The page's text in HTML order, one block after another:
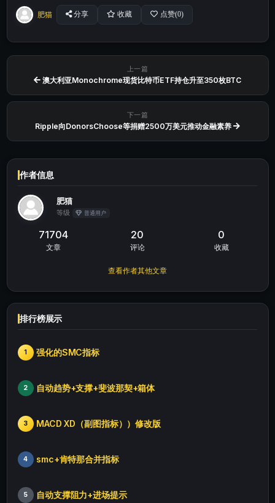
肥猫 分享 收藏 点赞(0)
上一篇
澳大利亚Monochrome现货比特币ETF持仓升至350枚BTC
下一篇
Ripple向DonorsChoose等捐赠2500万美元推动金融素养
作者信息
肥猫
等级 普通用户
71704
文章
20
评论
0
收藏
查看作者其他文章
排行榜展示
1 强化的SMC指标
2 自动趋势+支撑+斐波那契+箱体
3 MACD XD（副图指标））修改版
4 smc+肯特那合并指标
5 自动支撑阻力+进场提示